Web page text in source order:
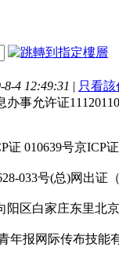
8-4 12:49:31 | 只看該
办事允许证
证 010639号京ICP
033号(总)网出证
阳区白家庄东里北
年报网际传布技能